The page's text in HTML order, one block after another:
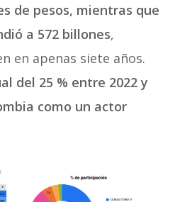
de pesos, mientras que
a 572 billones,
en apenas siete años.
del 25 % entre 2022 y
como un actor